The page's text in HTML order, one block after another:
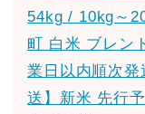
54kg / 10kg～
町 白米 ブレン
業日以内順次
送】新米 先行